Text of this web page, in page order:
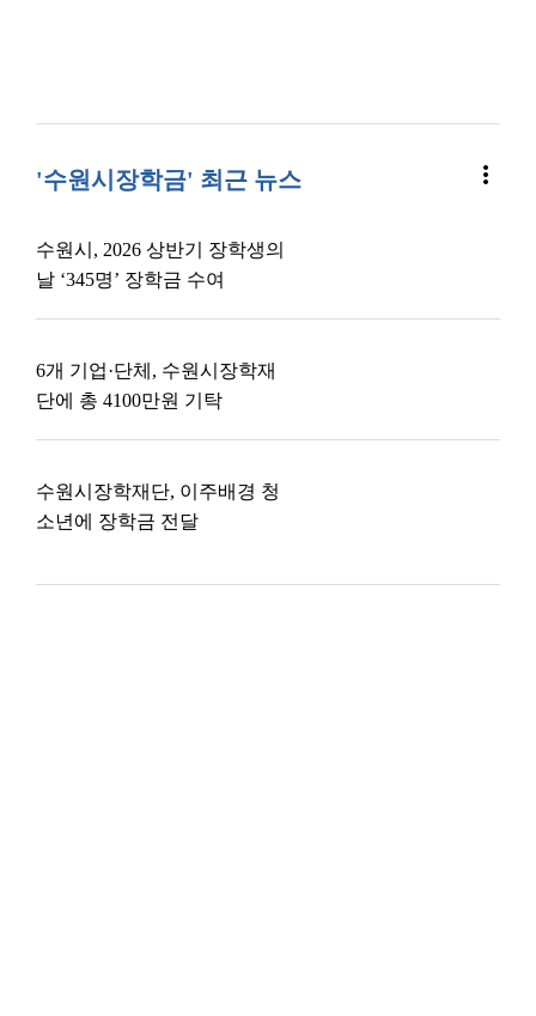
'수원시장학금' 최근 뉴스 more_vert
수원시, 2026 상반기 장학생의
날 ‘345명’ 장학금 수여
6개 기업·단체, 수원시장학재
단에 총 4100만원 기탁
수원시장학재단, 이주배경 청
소년에 장학금 전달